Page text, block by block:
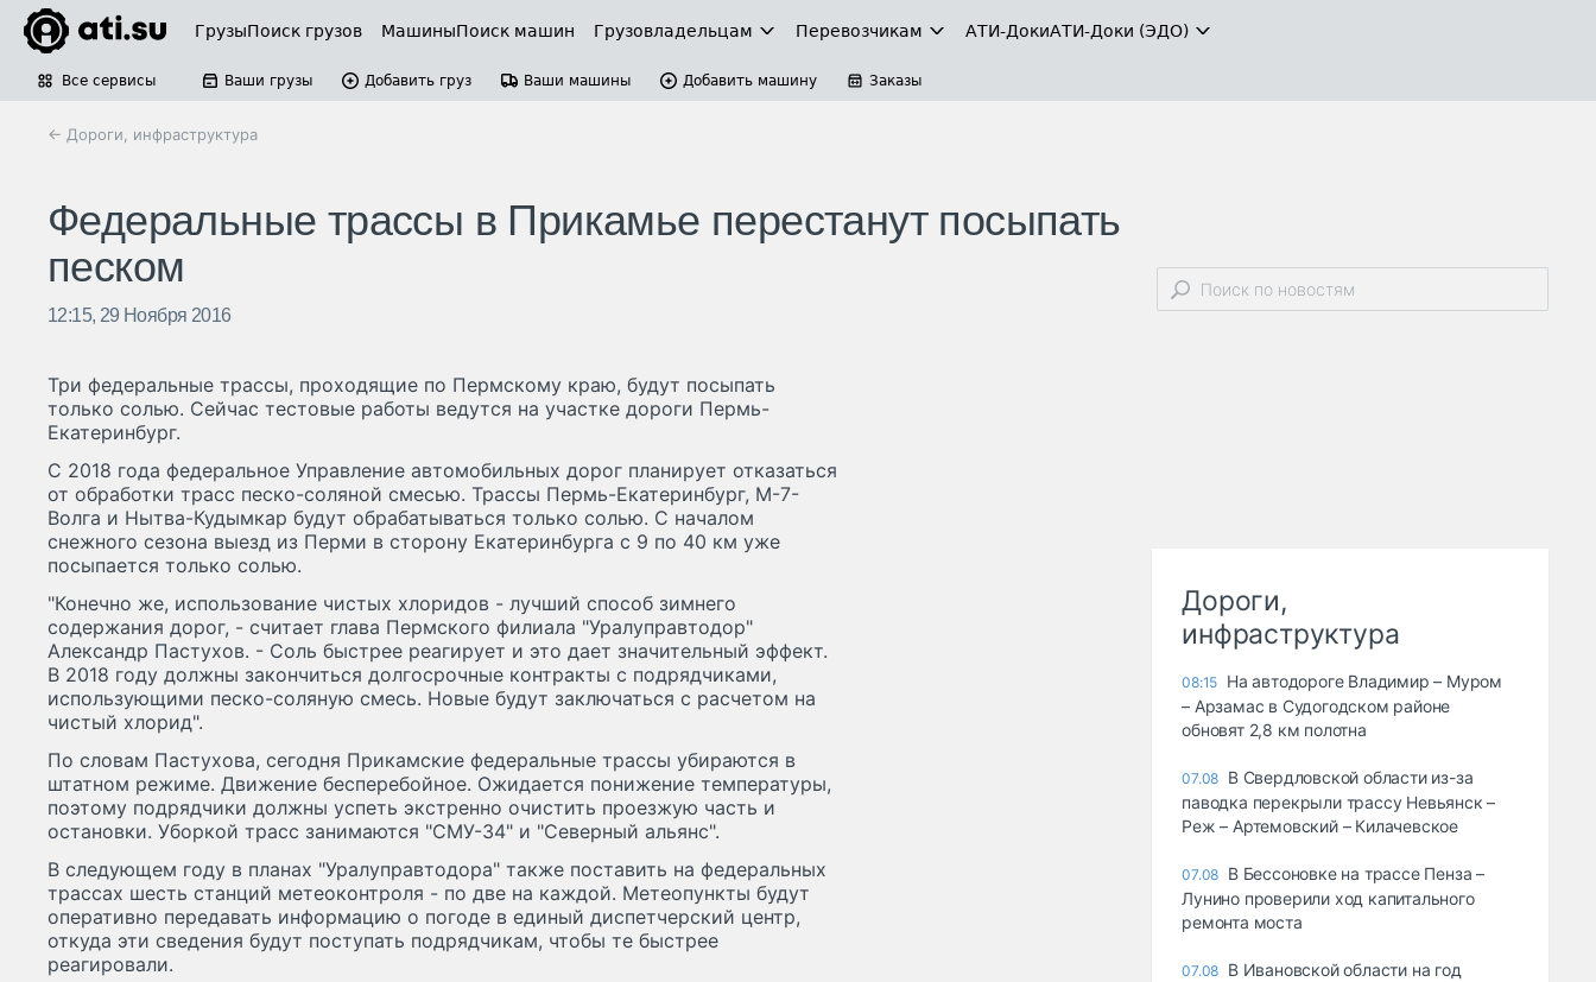
ГрузыПоиск грузов МашиныПоиск машин Грузовладельцам Перевозчикам АТИ-ДокиАТИ-Доки (ЭДО)
Все сервисы Ваши грузы Добавить груз Ваши машины Добавить машину Заказы
← Дороги, инфраструктура
Федеральные трассы в Прикамье перестанут посыпать
песком
12:15, 29 Ноября 2016
Три федеральные трассы, проходящие по Пермскому краю, будут посыпать
только солью. Сейчас тестовые работы ведутся на участке дороги Пермь-
Екатеринбург.
С 2018 года федеральное Управление автомобильных дорог планирует отказаться
от обработки трасс песко-соляной смесью. Трассы Пермь-Екатеринбург, М-7-
Волга и Нытва-Кудымкар будут обрабатываться только солью. С началом
снежного сезона выезд из Перми в сторону Екатеринбурга с 9 по 40 км уже
посыпается только солью.
"Конечно же, использование чистых хлоридов - лучший способ зимнего
содержания дорог, - считает глава Пермского филиала "Уралуправтодор"
Александр Пастухов. - Соль быстрее реагирует и это дает значительный эффект.
В 2018 году должны закончиться долгосрочные контракты с подрядчиками,
использующими песко-соляную смесь. Новые будут заключаться с расчетом на
чистый хлорид".
По словам Пастухова, сегодня Прикамские федеральные трассы убираются в
штатном режиме. Движение бесперебойное. Ожидается понижение температуры,
поэтому подрядчики должны успеть экстренно очистить проезжую часть и
остановки. Уборкой трасс занимаются "СМУ-34" и "Северный альянс".
В следующем году в планах "Уралуправтодора" также поставить на федеральных
трассах шесть станций метеоконтроля - по две на каждой. Метеопункты будут
оперативно передавать информацию о погоде в единый диспетчерский центр,
откуда эти сведения будут поступать подрядчикам, чтобы те быстрее
реагировали.
Дороги,
инфраструктура
08:15 На автодороге Владимир – Муром
– Арзамас в Судогодском районе
обновят 2,8 км полотна
07.08 В Свердловской области из-за
паводка перекрыли трассу Невьянск –
Реж – Артемовский – Килачевское
07.08 В Бессоновке на трассе Пенза –
Лунино проверили ход капитального
ремонта моста
07.08 В Ивановской области на год